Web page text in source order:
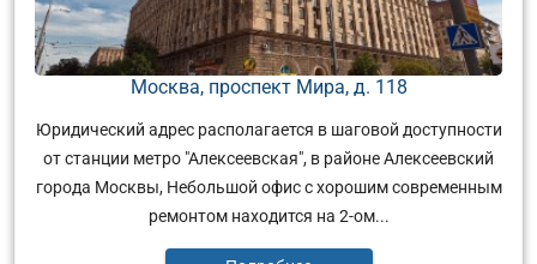
Москва, проспект Мира, д. 118
Юридический адрес располагается в шаговой доступности
от станции метро "Алексеевская", в районе Алексеевский
города Москвы, Небольшой офис с хорошим современным
ремонтом находится на 2-ом...